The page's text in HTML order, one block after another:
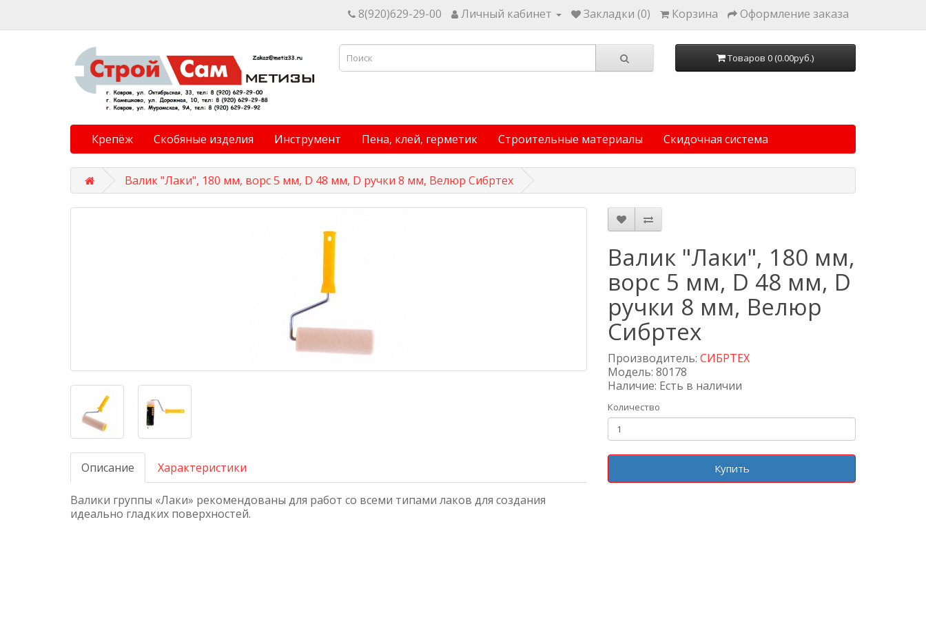
8(920)629-29-00 Личный кабинет Закладки (0) Корзина Оформление заказа
Товаров 0 (0.00руб.)
Крепёж Скобяные изделия Инструмент Пена, клей, герметик Строительные материалы Скидочная система
Валик "Лаки", 180 мм, ворс 5 мм, D 48 мм, D ручки 8 мм, Велюр Сибртех
Описание Характеристики
Валики группы «Лаки» рекомендованы для работ со всеми типами лаков для создания
идеально гладких поверхностей.
Валик "Лаки", 180 мм,
ворс 5 мм, D 48 мм, D
ручки 8 мм, Велюр
Сибртех
Производитель: СИБРТЕХ
Модель: 80178
Наличие: Есть в наличии
Количество
Купить